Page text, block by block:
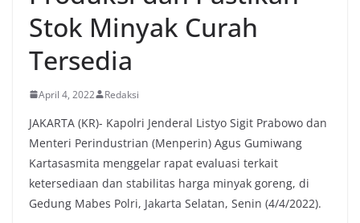
Stok Minyak Curah
Tersedia
April 4, 2022 Redaksi
JAKARTA (KR)- Kapolri Jenderal Listyo Sigit Prabowo dan
Menteri Perindustrian (Menperin) Agus Gumiwang
Kartasasmita menggelar rapat evaluasi terkait
ketersediaan dan stabilitas harga minyak goreng, di
Gedung Mabes Polri, Jakarta Selatan, Senin (4/4/2022).